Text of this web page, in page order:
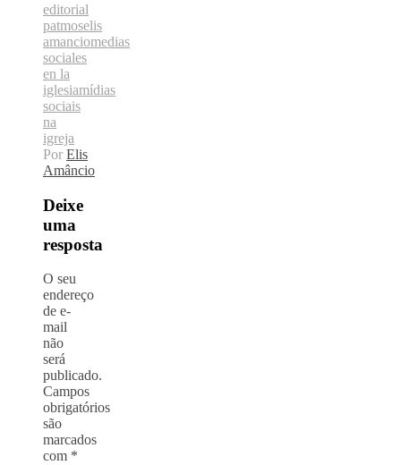
editorial
patmoselis
amanciomedias
sociales
en la
iglesiamídias
sociais
na
igreja
Por Elis
Amâncio
Deixe
uma
resposta
O seu
endereço
de e-
mail
não
será
publicado.
Campos
obrigatórios
são
marcados
com *